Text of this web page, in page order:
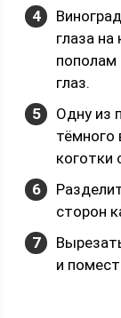
глаза
пополам
глаз.
Одну из
тёмного
коготки
сторон
и